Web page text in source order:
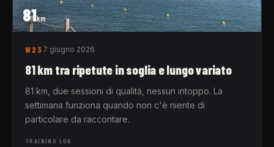
81km
W23 7 giugno 2026
81 km tra ripetute in soglia e lungo variato
81 km, due sessioni di qualità, nessun intoppo. La
settimana funziona quando non c'è niente di
particolare da raccontare.
TRAINING LOG